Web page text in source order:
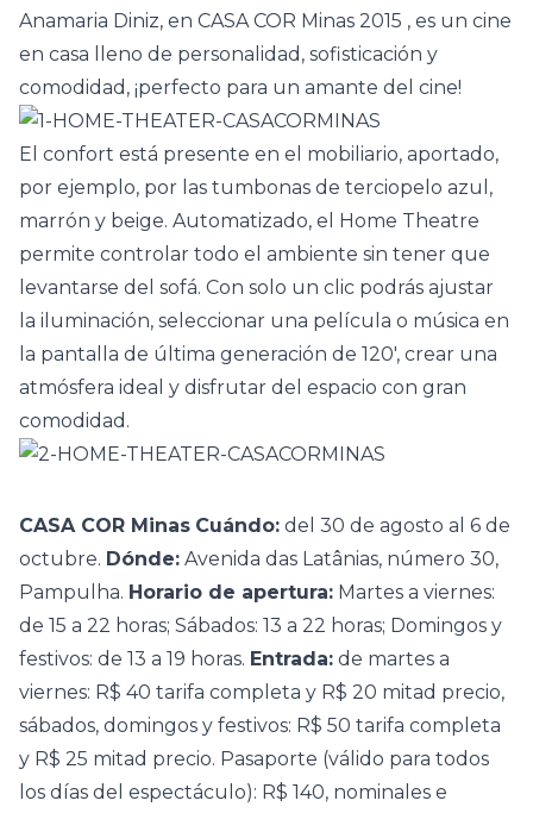
Anamaria Diniz, en CASA COR Minas 2015 , es un cine
en casa lleno de personalidad, sofisticación y
comodidad, ¡perfecto para un amante del cine!
El confort está presente en el mobiliario, aportado,
por ejemplo, por las tumbonas de terciopelo azul,
marrón y beige. Automatizado, el Home Theatre
permite controlar todo el ambiente sin tener que
levantarse del sofá. Con solo un clic podrás ajustar
la iluminación, seleccionar una película o música en
la pantalla de última generación de 120′, crear una
atmósfera ideal y disfrutar del espacio con gran
comodidad.
CASA COR Minas Cuándo: del 30 de agosto al 6 de
octubre. Dónde: Avenida das Latânias, número 30,
Pampulha. Horario de apertura: Martes a viernes:
de 15 a 22 horas; Sábados: 13 a 22 horas; Domingos y
festivos: de 13 a 19 horas. Entrada: de martes a
viernes: R$ 40 tarifa completa y R$ 20 mitad precio,
sábados, domingos y festivos: R$ 50 tarifa completa
y R$ 25 mitad precio. Pasaporte (válido para todos
los días del espectáculo): R$ 140, nominales e